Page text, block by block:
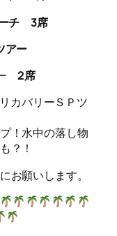
チ 3席
アー
ー2席
カバリーＳＰツ
！水中の落し物
？！
お願いします。